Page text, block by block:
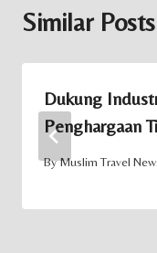
Similar Posts
Dukung
Penghargaan
ByMuslim Travel